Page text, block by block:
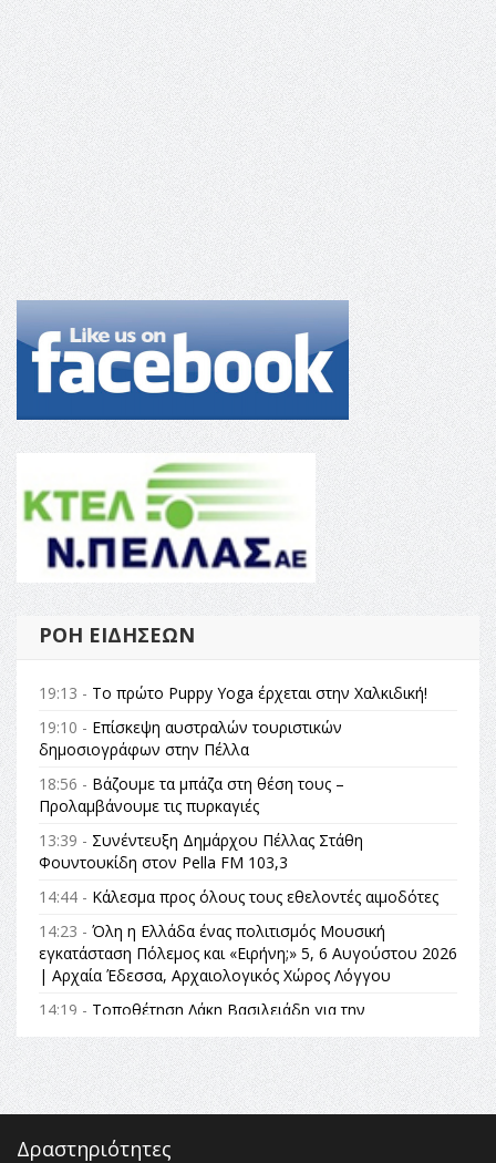
ΡΟΉ ΕΙΔΉΣΕΩΝ
19:13 - Το πρώτο Puppy Yoga έρχεται στην Χαλκιδική!
19:10 - Επίσκεψη αυστραλών τουριστικών
δημοσιογράφων στην Πέλλα
18:56 - Βάζουμε τα μπάζα στη θέση τους –
Προλαμβάνουμε τις πυρκαγιές
13:39 - Συνέντευξη Δημάρχου Πέλλας Στάθη
Φουντουκίδη στον Pella FM 103,3
14:44 - Κάλεσμα προς όλους τους εθελοντές αιμοδότες
14:23 - Όλη η Ελλάδα ένας πολιτισμός Μουσική
εγκατάσταση Πόλεμος και «Ειρήνη;» 5, 6 Αυγούστου 2026
| Αρχαία Έδεσσα, Αρχαιολογικός Χώρος Λόγγου
14:19 - Τοποθέτηση Λάκη Βασιλειάδη για την
Αναθεώρηση του Συντάγματος: «Σε τέτοιες κορυφαίες
θεσμικές διαδικασίες υπάρχει μόνο η ευθύνη απέναντι
στις επόμενες γενιές»
16:35 -Το πρόγραμμα του ΠΑΟΚ στον δεύτερο γύρο του
Δραστηριότητες